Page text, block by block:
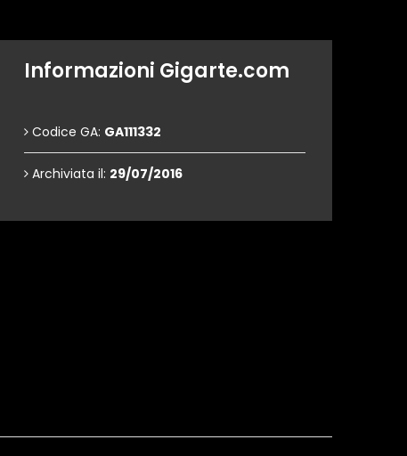
Informazioni Gigarte.com
Codice GA: GA111332
Archiviata il: 29/07/2016